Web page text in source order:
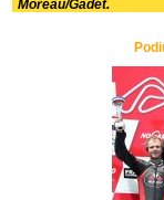
Moreau/Gadet.